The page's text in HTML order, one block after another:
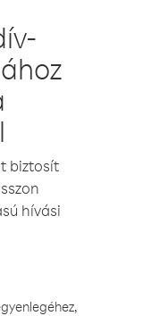
biztosít
hívási